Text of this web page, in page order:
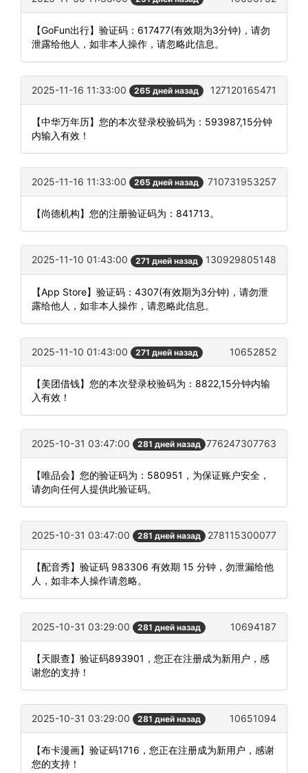
【GoFun出行】验证码：617477(有效期为3分钟)，请勿
泄露给他人，如非本人操作，请忽略此信息。
2025-11-16 11:33:00 265 дней назад 127120165471
【中华万年历】您的本次登录校验码为：593987,15分钟
内输入有效！
2025-11-16 11:33:00 265 дней назад 710731953257
【尚德机构】您的注册验证码为：841713。
2025-11-10 01:43:00 271 дней назад 130929805148
【App Store】验证码：4307(有效期为3分钟)，请勿泄
露给他人，如非本人操作，请忽略此信息。
2025-11-10 01:43:00 271 дней назад 10652852
【美团借钱】您的本次登录校验码为：8822,15分钟内输
入有效！
2025-10-31 03:47:00 281 дней назад 776247307763
【唯品会】您的验证码为：580951，为保证账户安全，
请勿向任何人提供此验证码。
2025-10-31 03:47:00 281 дней назад 278115300077
【配音秀】验证码 983306 有效期 15 分钟，勿泄漏给他
人，如非本人操作请忽略。
2025-10-31 03:29:00 281 дней назад 10694187
【天眼查】验证码893901，您正在注册成为新用户，感
谢您的支持！
2025-10-31 03:29:00 281 дней назад 10651094
【布卡漫画】验证码1716，您正在注册成为新用户，感谢
您的支持！